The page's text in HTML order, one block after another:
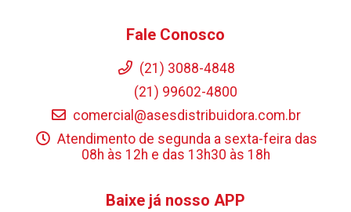
Fale Conosco
(21) 3088-4848
(21) 99602-4800
comercial@asesdistribuidora.com.br
Atendimento de segunda a sexta-feira das
08h às 12h e das 13h30 às 18h
Baixe já nosso APP